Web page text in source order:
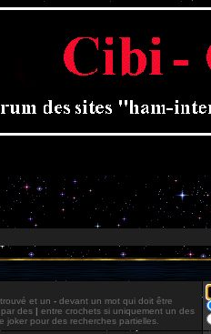
et un - devant un mot qui doit être
des | entre crochets si uniquement un des
joker pour des recherches partielles.